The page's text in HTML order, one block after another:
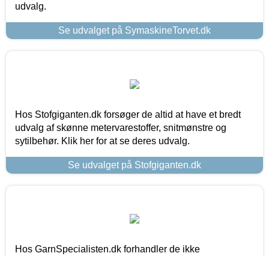
udvalg.
Se udvalget på SymaskineTorvet.dk
Hos Stofgiganten.dk forsøger de altid at have et bredt
udvalg af skønne metervarestoffer, snitmønstre og
sytilbehør. Klik her for at se deres udvalg.
Se udvalget på Stofgiganten.dk
Hos GarnSpecialisten.dk forhandler de ikke